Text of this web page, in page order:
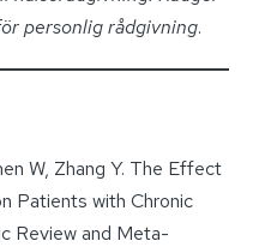
personlig rådgivning.
W, Zhang Y. The Effect
Patients with Chronic
Review and Meta-